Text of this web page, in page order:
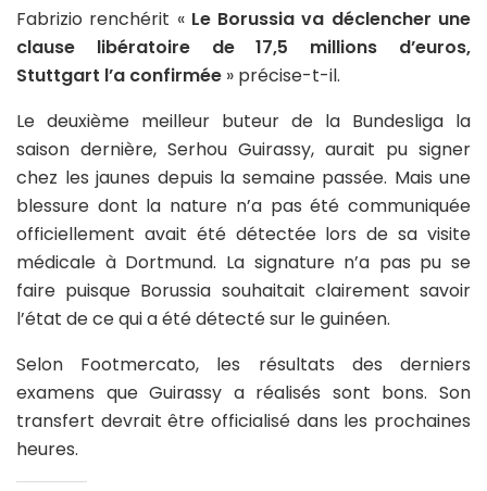
Fabrizio renchérit « Le Borussia va déclencher une
clause libératoire de 17,5 millions d’euros,
Stuttgart l’a confirmée » précise-t-il.
Le deuxième meilleur buteur de la Bundesliga la
saison dernière, Serhou Guirassy, aurait pu signer
chez les jaunes depuis la semaine passée. Mais une
blessure dont la nature n’a pas été communiquée
officiellement avait été détectée lors de sa visite
médicale à Dortmund. La signature n’a pas pu se
faire puisque Borussia souhaitait clairement savoir
l’état de ce qui a été détecté sur le guinéen.
Selon Footmercato, les résultats des derniers
examens que Guirassy a réalisés sont bons. Son
transfert devrait être officialisé dans les prochaines
heures.